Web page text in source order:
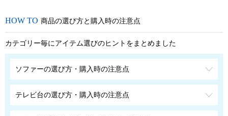
商品の選び方と購入時の注意点
カテゴリー毎にアイテム選びのヒントをまとめました
ソファーの選び方・購入時の注意点
テレビ台の選び方・購入時の注意点